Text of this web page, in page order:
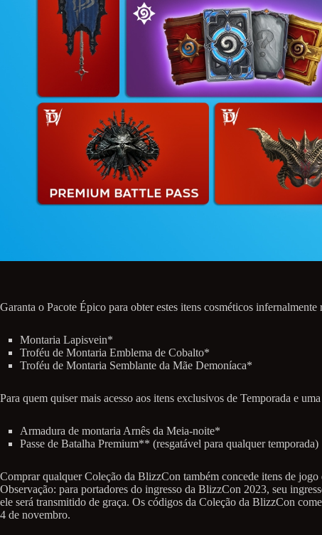
Garanta o Pacote Épico para obter estes itens cosméticos
Montaria Lapisvein*
Troféu de Montaria Emblema de Cobalto*
Troféu de Montaria Semblante da Mãe Demoníaca*
Para quem quiser mais acesso aos itens exclusivos de Temporada e
Armadura de montaria Arnês da Meia-noite*
Passe de Batalha Premium** (resgatável para qualquer temporada)
Comprar qualquer Coleção da BlizzCon também concede itens de
Observação: para portadores do ingresso da BlizzCon 2023, seu
ele será transmitido de graça. Os códigos da Coleção da BlizzCon
4 de novembro.